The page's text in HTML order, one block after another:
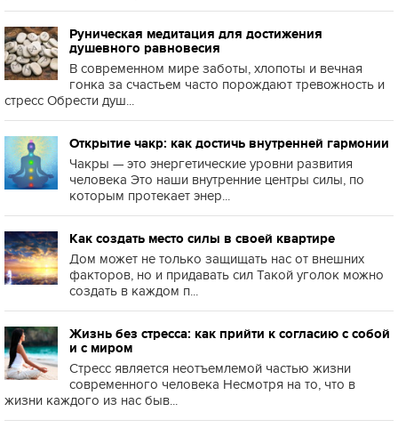
Руническая медитация для достижения
душевного равновесия
В современном мире заботы, хлопоты и вечная
гонка за счастьем часто порождают тревожность и
стресс Обрести душ...
Открытие чакр: как достичь внутренней гармонии
Чакры — это энергетические уровни развития
человека Это наши внутренние центры силы, по
которым протекает энер...
Как создать место силы в своей квартире
Дом может не только защищать нас от внешних
факторов, но и придавать сил Такой уголок можно
создать в каждом п...
Жизнь без стресса: как прийти к согласию с собой
и с миром
Стресс является неотъемлемой частью жизни
современного человека Несмотря на то, что в
жизни каждого из нас быв...